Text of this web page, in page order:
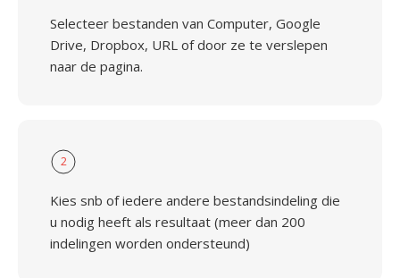
Selecteer bestanden van Computer, Google
Drive, Dropbox, URL of door ze te verslepen
naar de pagina.
2
Kies snb of iedere andere bestandsindeling die
u nodig heeft als resultaat (meer dan 200
indelingen worden ondersteund)